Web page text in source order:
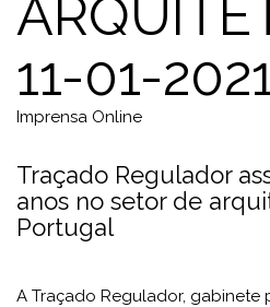
11-01-
Imprensa Online
Traçado Regulador
anos no setor de
Portugal
A Traçado Regulador,